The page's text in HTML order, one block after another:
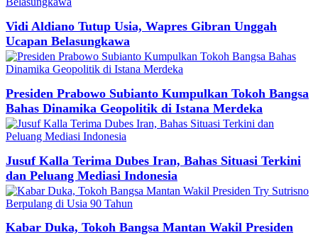
Vidi Aldiano Tutup Usia, Wapres Gibran Unggah
Ucapan Belasungkawa
Presiden Prabowo Subianto Kumpulkan Tokoh Bangsa
Bahas Dinamika Geopolitik di Istana Merdeka
Jusuf Kalla Terima Dubes Iran, Bahas Situasi Terkini
dan Peluang Mediasi Indonesia
Kabar Duka, Tokoh Bangsa Mantan Wakil Presiden